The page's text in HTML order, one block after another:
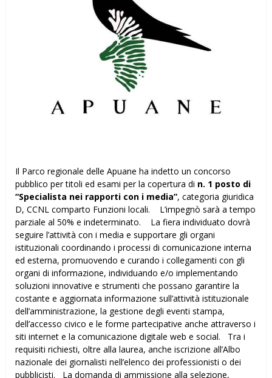
Il Parco regionale delle Apuane ha indetto un concorso
pubblico per titoli ed esami per la copertura di n. 1 posto di
“Specialista nei rapporti con i media”, categoria giuridica
D, CCNL comparto Funzioni locali. L’impegnò sarà a tempo
parziale al 50% e indeterminato. La fiera individuato dovrà
seguire l’attività con i media e supportare gli organi
istituzionali coordinando i processi di comunicazione interna
ed esterna, promuovendo e curando i collegamenti con gli
organi di informazione, individuando e/o implementando
soluzioni innovative e strumenti che possano garantire la
costante e aggiornata informazione sull’attività istituzionale
dell’amministrazione, la gestione degli eventi stampa,
dell’accesso civico e le forme partecipative anche attraverso i
siti internet e la comunicazione digitale web e social. Tra i
requisiti richiesti, oltre alla laurea, anche iscrizione all’Albo
nazionale dei giornalisti nell’elenco dei professionisti o dei
pubblicisti. La domanda di ammissione alla selezione,